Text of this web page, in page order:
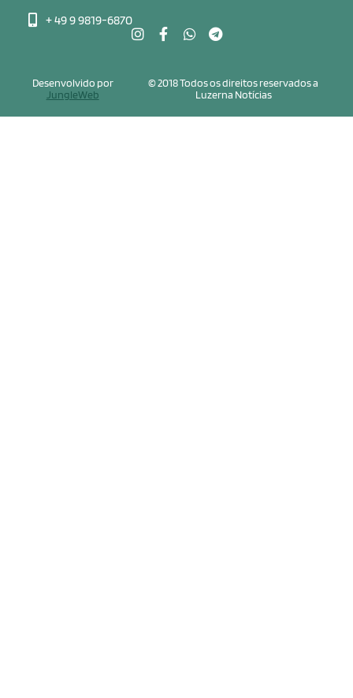
+ 49 9 9819-6870
© 2018 Todos os direitos reservados a
Luzerna Notícias
Desenvolvido por
JungleWeb